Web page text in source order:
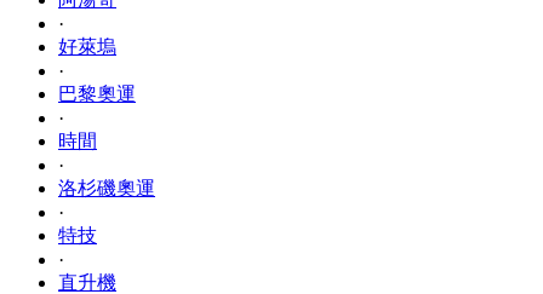
·
好萊塢
·
巴黎奧運
·
時間
·
洛杉磯奧運
·
特技
·
直升機